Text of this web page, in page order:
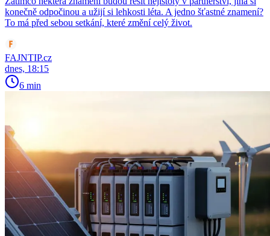
konečně odpočinou a užijí si lehkosti léta. A jedno šťastné znamení?
To má před sebou setkání, které změní celý život.
FAJNTIP.cz
dnes, 18:15
6 min